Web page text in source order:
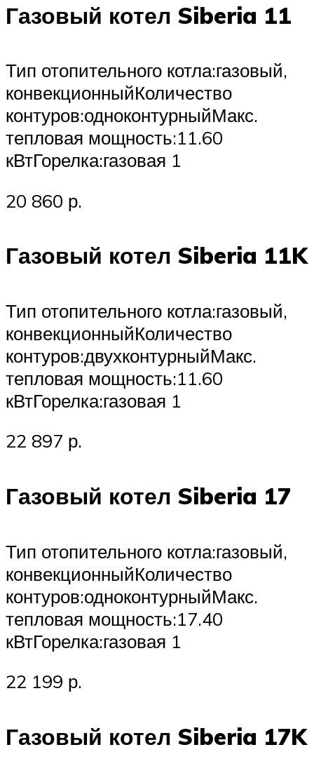
Газовый котел Siberia 11
Тип отопительного котла:газовый,
конвекционныйКоличество
контуров:одноконтурныйМакс.
тепловая мощность:11.60
кВтГорелка:газовая 1
20 860 р.
Газовый котел Siberia 11K
Тип отопительного котла:газовый,
конвекционныйКоличество
контуров:двухконтурныйМакс.
тепловая мощность:11.60
кВтГорелка:газовая 1
22 897 р.
Газовый котел Siberia 17
Тип отопительного котла:газовый,
конвекционныйКоличество
контуров:одноконтурныйМакс.
тепловая мощность:17.40
кВтГорелка:газовая 1
22 199 р.
Газовый котел Siberia 17K